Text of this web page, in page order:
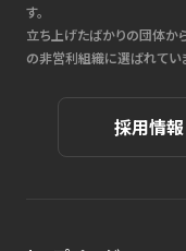
す。
立ち上げたばかりの団体か
の非営利組織に選ばれてい
採用情報